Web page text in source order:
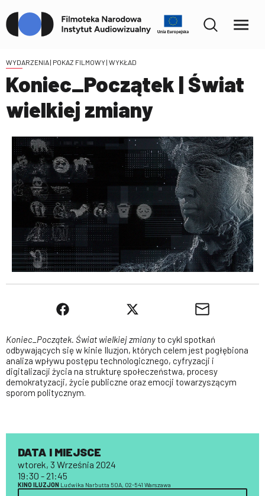
WYDARZENIA| POKAZ FILMOWY | WYKŁAD
Koniec_Początek | Świat
wielkiej zmiany
Koniec_Początek. Świat wielkiej zmianyto cykl spotkań
odbywających się w kinie Iluzjon, których celem jest pogłębiona
analiza wpływu postępu technologicznego, cyfryzacji i
digitalizacji życia na strukturę społeczeństwa, procesy
demokratyzacji, życie publiczne oraz emocji towarzyszącym
sporom politycznym.
DATA I MIEJSCE
wtorek, 3 Września 2024
19:30 - 21:45
KINO ILUZJON Ludwika Narbutta 50A, 02-541 Warszawa